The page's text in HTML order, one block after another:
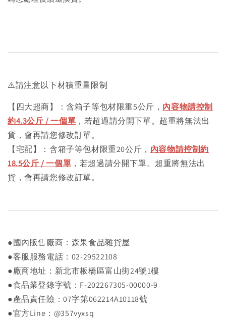
⚠️請注意以下材積重量限制
【四大超商】：含箱子等包材限重5公斤， 內容物請控制
約4.3公斤 / 一個單 ，若超過請分開下單。超重將無法出
貨，會再請您修改訂單。
【宅配】：含箱子等包材限重20公斤， 內容物請控制約
18.5公斤 / 一個單 ，若超過請分開下單。超重將無法出
貨，會再請您修改訂單。
●國內販售廠商：森果食品雜貨屋
●客服服務電話：02-29522108
●廠商地址：新北市板橋區富山街24號1樓
●食品業登錄字號：F-202267305-00000-9
●產品責任險：07字第062214A10118號
●官方Line：@357vyxsq